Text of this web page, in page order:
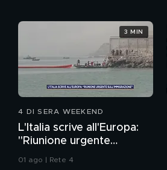
4 DI SERA WEEKEND
L'Italia scrive all'Europa:
"Riunione urgente
sull'immigrazione"
01 ago | Rete 4
3 MIN